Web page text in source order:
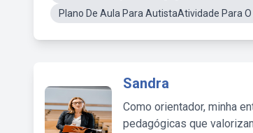
Plano De Aula Para AutistaAtividade Para
Sandra
Como orientador, minha
pedagógicas que